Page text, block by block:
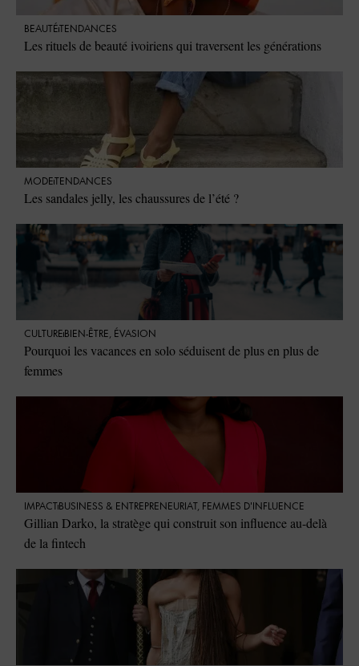
BEAUTÉTENDANCES
Les rituels de beauté ivoiriens qui traversent les générations
MODETENDANCES
Les sandales jelly, les chaussures de l’été ?
CULTURE BIEN-ÊTRE, ÉVASION
Pourquoi les vacances en solo séduisent de plus en plus de
femmes
IMPACT ⁠BUSINESS & ENTREPRENEURIAT, FEMMES D'INFLUENCE
Gillian Darko, la stratège qui construit son influence au-delà
de la fintech